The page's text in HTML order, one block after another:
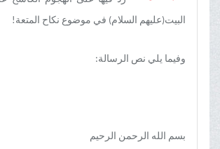
البیت(علیهم السلام) في موضوع نکاح المتعة!
وفيما يلي نص الرسالة:
بسم الله الرحمن الرحیم